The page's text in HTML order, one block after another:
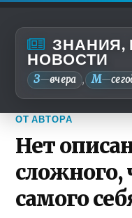
ЗНАНИЯ,
НОВОСТИ
З—вчера , М—
ОТ АВТОРА
Нет
сложного,
самого